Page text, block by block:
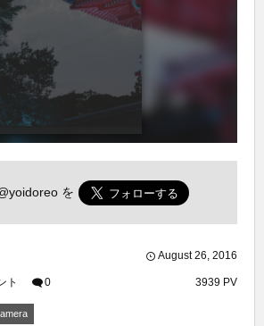
を
August 26, 2016
ト 0 3939 PV